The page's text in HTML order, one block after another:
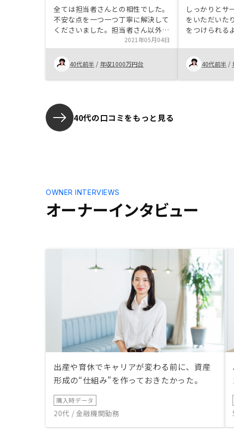
全ては担当者さんとの相性でした。
不安な点を一つ一つ丁寧に解決して
くださいました。担当者さん以外の
方を会社で見かけた時、無愛想だな
と思う人が多かったのが残念です。
2021年05月04日
40代前半 / 年収1000万円台
しっかりとサ
をいただいた
をつけられる
けたので、
約の判断がで
（空室になっ
と会社の対策
いました。仕
40代前半 /
40代の口コミをもっと見る
オーナーインタビュー
OWNER INTERVIEWS
出産や育休でキャリアが変わる前に、資産
形成の“仕組み”を作っておきたかった。
購入時データ
20代 / 金融機関勤務